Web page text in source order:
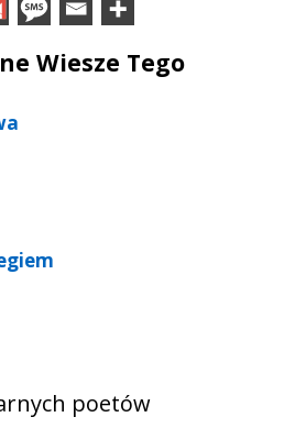
Wiesze Tego
poetów